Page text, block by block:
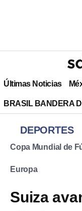
Últimas Noticias
BRASIL BANDERA
DEPORTES
Copa Mundial de
Europa
Suiza